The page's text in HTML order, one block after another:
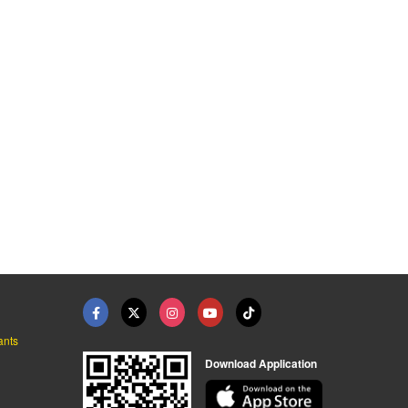
Download Application